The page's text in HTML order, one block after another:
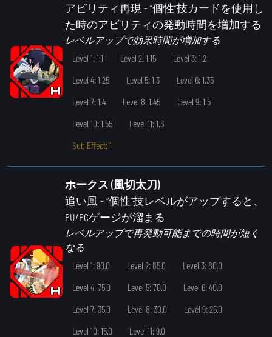
アビリティ再現 - “個性”技カードを使用し
た時のアビリティの発動時間を増加する
レベルアップで効果時間が増加する
Level 1: 1.1
Level 2: 1.15
Level 3: 1.2
Level 4: 1.25
Level 5: 1.3
Level 6: 1.35
Level 7: 1.4
Level 8: 1.45
Level 9: 1.5
Level 10: 1.55
Level 11: 1.6
Sub Effect: 1
ホークス (風切太刀)
追い風- “個性”技レベルがアップすると、
PU/PCゲージが溜まる
レベルアップで再発動可能までの時間が短く
なる
Level 1: 90.0
Level 2: 85.0
Level 3: 80.0
Level 4: 75.0
Level 5: 70.0
Level 6: 40.0
Level 7: 35.0
Level 8: 30.0
Level 9: 25.0
Level 10: 15.0
Level 11: 9.0